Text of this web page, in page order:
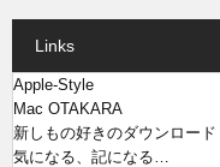
Links
Apple-Style
Mac OTAKARA
新しもの好きのダウンロード
気になる、記になる…